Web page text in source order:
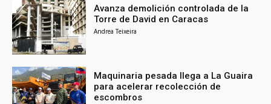
Avanza demolición controlada de la
Torre de David en Caracas
Andrea Teixeira
Maquinaria pesada llega a La Guaira
para acelerar recolección de
escombros